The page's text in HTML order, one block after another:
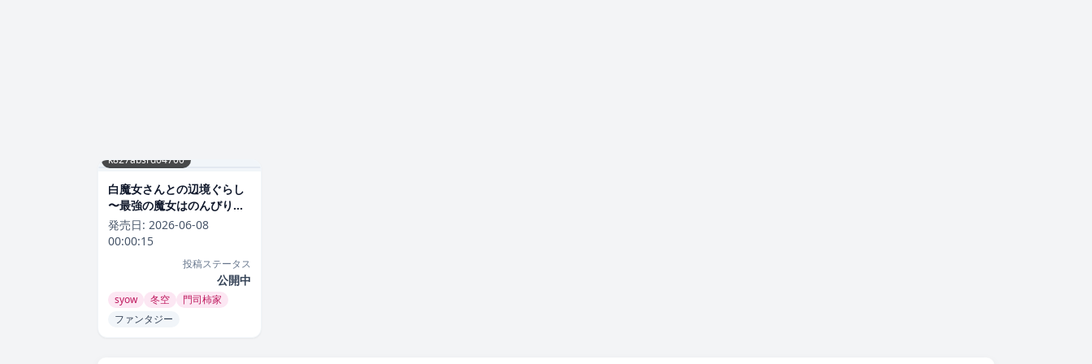
k827absrd04700
白魔女さんとの辺境ぐらし
〜最強の魔女はのんびり暮
らしたい〜 ファンタジー白
魔女さんとの辺境ぐらし 〜
したい〜2026年6月
発売日: 2026-06-08
00:00:15
投稿ステータス
公開中
syow 冬空
門司柿家
ファンタジー